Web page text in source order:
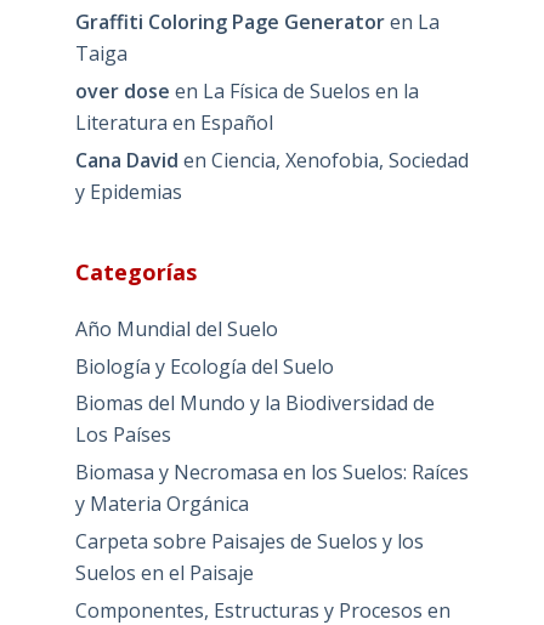
Graffiti Coloring Page Generatoren La
Taiga
over dose en La Física de Suelos en la
Literatura en Español
Cana David en Ciencia, Xenofobia, Sociedad
y Epidemias
Categorías
Año Mundial del Suelo
Biología y Ecología del Suelo
Biomas del Mundo y la Biodiversidad de
Los Países
Biomasa y Necromasa en los Suelos: Raíces
y Materia Orgánica
Carpeta sobre Paisajes de Suelos y los
Suelos en el Paisaje
Componentes, Estructuras y Procesos en